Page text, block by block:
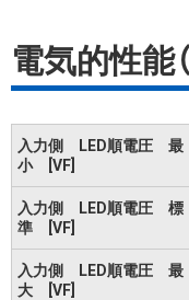
電気的性能
入力側 LED順電圧 最
小 [VF]
入力側 LED順電圧 標
準 [VF]
入力側 LED順電圧 最
大 [VF]